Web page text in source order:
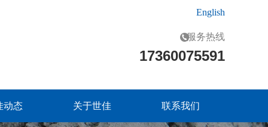
English
服务热线
17360075591
动态 关于世佳 联系我们